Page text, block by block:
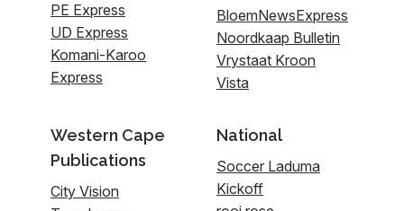
PE Express
UD Express
Komani-Karoo
Express
BloemNewsExpress
Noordkaap Bulletin
Vrystaat Kroon
Vista
Western Cape
Publications
City Vision
National
Soccer Laduma
Kickoff